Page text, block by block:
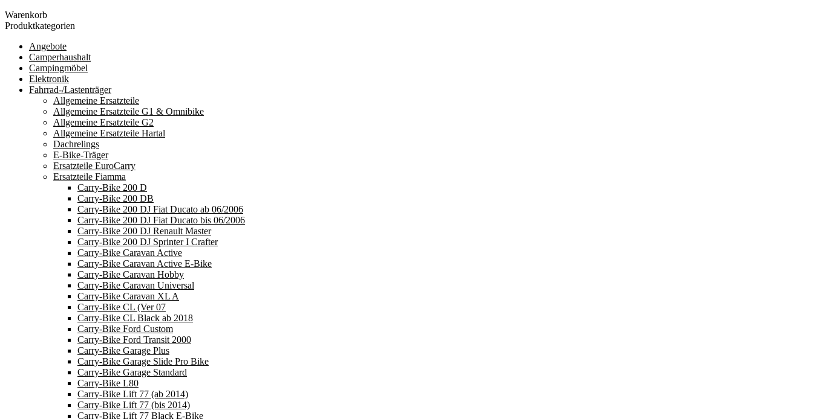
Warenkorb
Produktkategorien
Angebote
Camperhaushalt
Campingmöbel
Elektronik
Fahrrad-/Lastenträger
Allgemeine Ersatzteile
Allgemeine Ersatzteile G1 & Omnibike
Allgemeine Ersatzteile G2
Allgemeine Ersatzteile Hartal
Dachrelings
E-Bike-Träger
Ersatzteile EuroCarry
Ersatzteile Fiamma
Carry-Bike 200 D
Carry-Bike 200 DB
Carry-Bike 200 DJ Fiat Ducato ab 06/2006
Carry-Bike 200 DJ Fiat Ducato bis 06/2006
Carry-Bike 200 DJ Renault Master
Carry-Bike 200 DJ Sprinter I Crafter
Carry-Bike Caravan Active
Carry-Bike Caravan Active E-Bike
Carry-Bike Caravan Hobby
Carry-Bike Caravan Universal
Carry-Bike Caravan XL A
Carry-Bike CL (Ver 07
Carry-Bike CL Black ab 2018
Carry-Bike Ford Custom
Carry-Bike Ford Transit 2000
Carry-Bike Garage Plus
Carry-Bike Garage Slide Pro Bike
Carry-Bike Garage Standard
Carry-Bike L80
Carry-Bike Lift 77 (ab 2014)
Carry-Bike Lift 77 (bis 2014)
Carry-Bike Lift 77 Black E-Bike